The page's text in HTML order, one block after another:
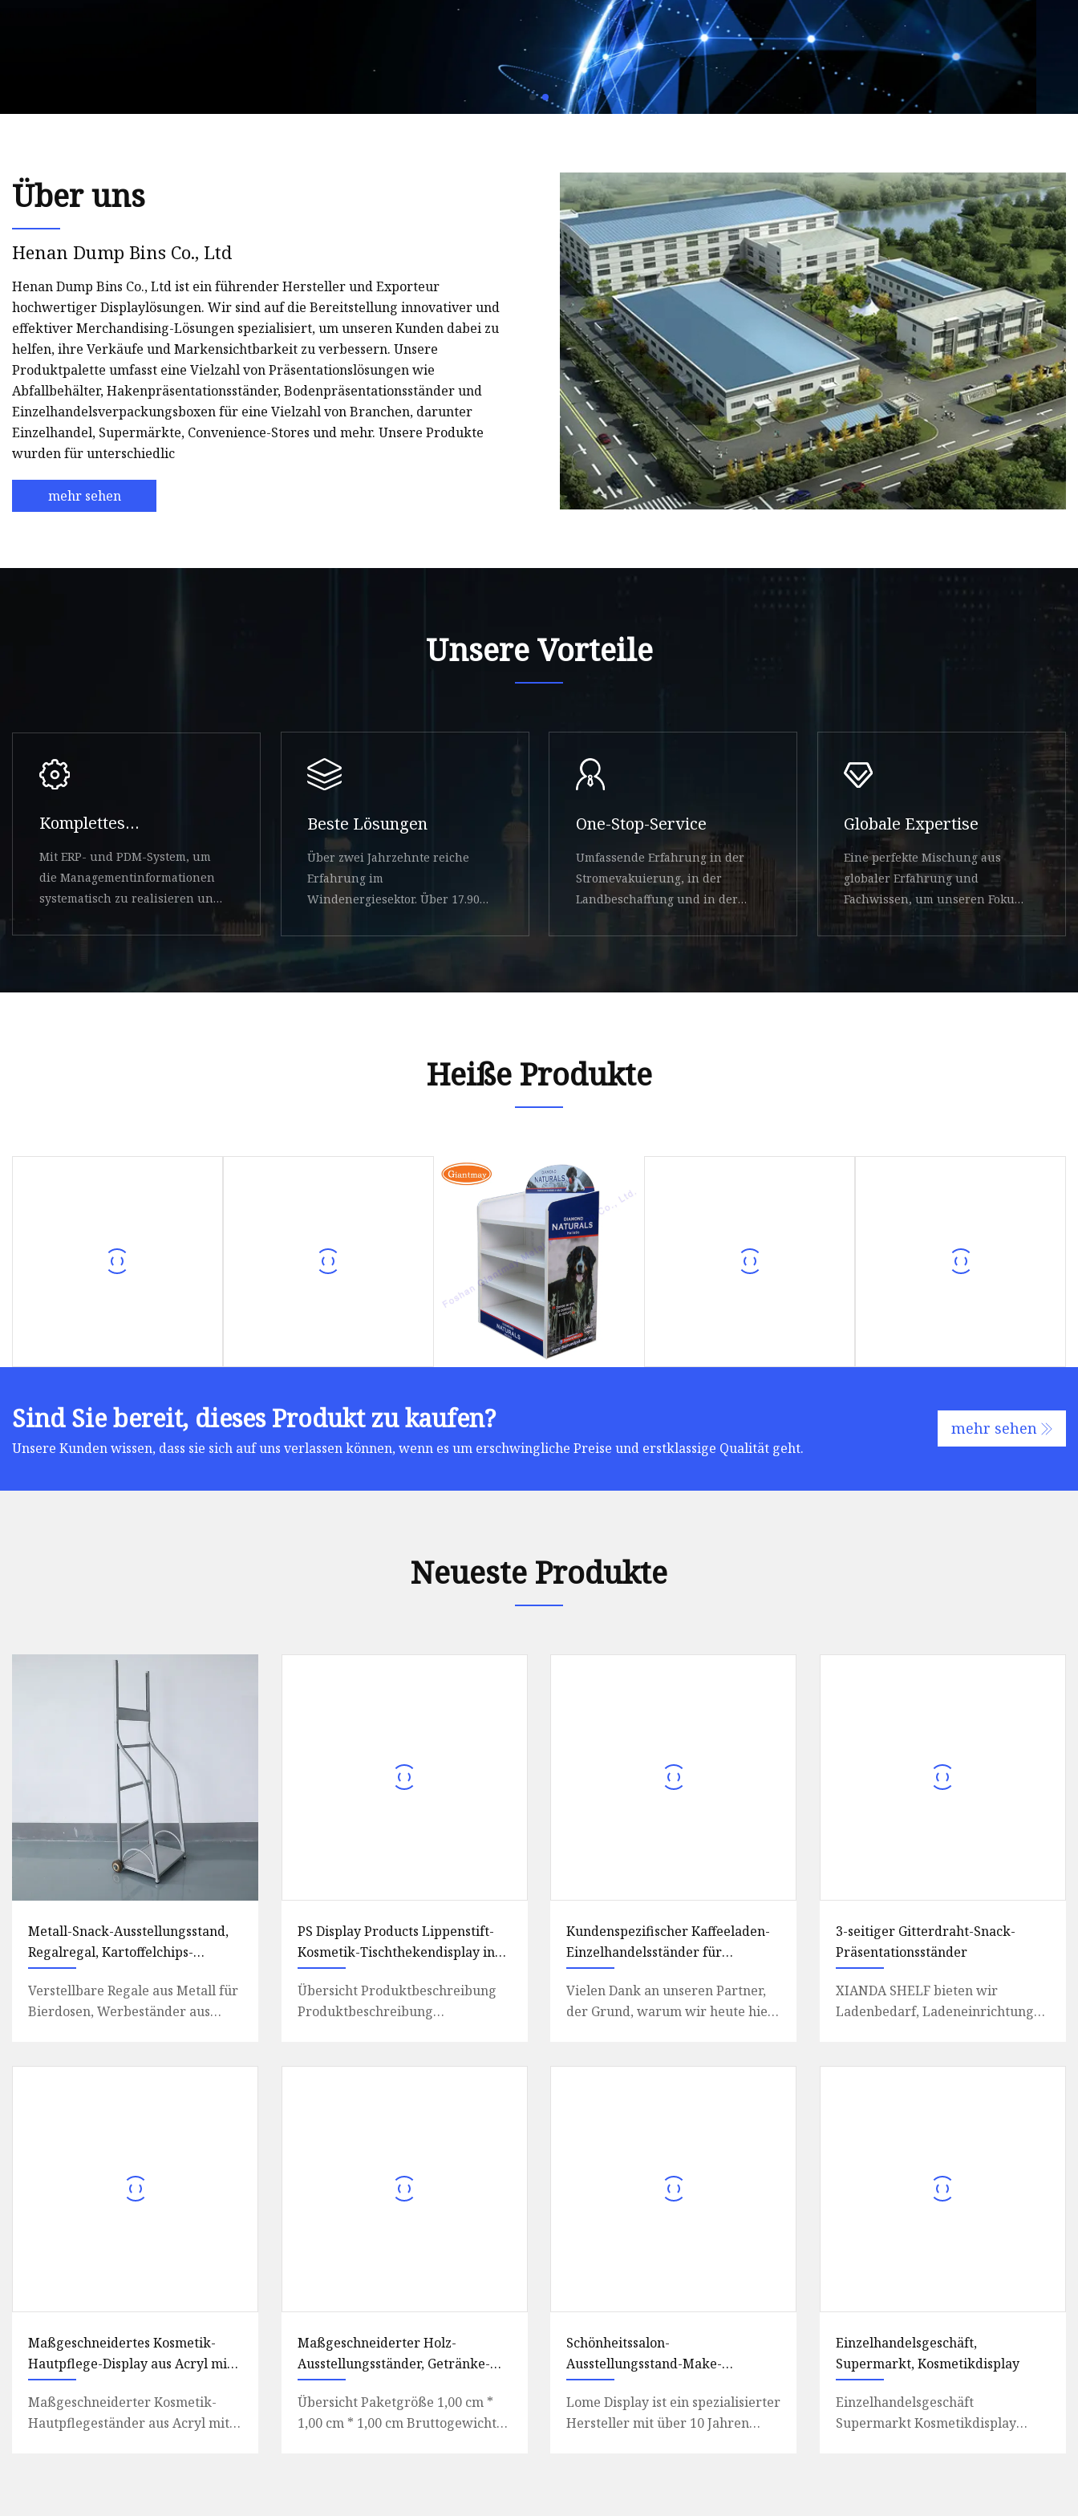
Kosmetikdisplay
Snack-Präsentationsständer
Über uns
Henan Dump Bins Co., Ltd
Henan Dump Bins Co., Ltd ist ein führender Hersteller und Exporteur
hochwertiger Displaylösungen. Wir sind auf die Bereitstellung innovativer und
effektiver Merchandising-Lösungen spezialisiert, um unseren Kunden dabei zu
helfen, ihre Verkäufe und Markensichtbarkeit zu verbessern. Unsere
Produktpalette umfasst eine Vielzahl von Präsentationslösungen wie
Abfallbehälter, Hakenpräsentationsständer, Bodenpräsentationsständer und
Einzelhandelsverpackungsboxen für eine Vielzahl von Branchen, darunter
Einzelhandel, Supermärkte, Convenience-Stores und mehr. Unsere Produkte
wurden für unterschiedlic
mehr sehen
Unsere Vorteile
Komplettes
Prozesssystem
Mit ERP- und PDM-System, um
die Managementinformationen
systematisch zu realisieren und
kontrollierbar zu machen
Beste Lösungen
Über zwei Jahrzehnte reiche
Erfahrung im
Windenergiesektor. Über 17.900
One-Stop-Service
Umfassende Erfahrung in der
Stromevakuierung, in der
Landbeschaffung und in der
Zusammenarbeit mit dem Staat
Globale Expertise
Eine perfekte Mischung aus
globaler Erfahrung und
Fachwissen, um unseren Fokus
auf Technologie weiter
voranzutreiben
Heiße Produkte
Sind Sie bereit, dieses Produkt zu kaufen?
Unsere Kunden wissen, dass sie sich auf uns verlassen können, wenn es um erschwingliche Preise und erstklassige Qualität geht.
mehr sehen
Neueste Produkte
Metall-Snack-Ausstellungsstand,
Regalregal, Kartoffelchips-
Werbeständer aus Metall
Verstellbare Regale aus Metall für
Bierdosen, Werbeständer aus
PS Display Products Lippenstift-
Kosmetik-Tischthekendisplay in
Schwarz
Übersicht Produktbeschreibung
Produktbeschreibung
Kundenspezifischer Kaffeeladen-
Einzelhandelsständer für
Kaffeebohnen, Teebeutel,
Metallpräsentationsständer für
Snacks und Getränke
Vielen Dank an unseren Partner,
der Grund, warum wir heute hier
3-seitiger Gitterdraht-Snack-
Präsentationsständer
XIANDA SHELF bieten wir
Ladenbedarf, Ladeneinrichtungen
Maßgeschneidertes Kosmetik-
Hautpflege-Display aus Acryl mit
Werberückseite
Maßgeschneiderter Kosmetik-
Hautpflegeständer aus Acryl mit
Maßgeschneiderter Holz-
Ausstellungsständer, Getränke-
Ausstellungsständer, Snack-
Ausstellungsständer,
Lebensmittel-Ausstellungsständer,
Übersicht Paketgröße 1,00 cm *
1,00 cm * 1,00 cm Bruttogewicht
Schönheitssalon-
Ausstellungsstand-Make-
upgeschäft-Kosmetik-Kiosk-
Einkaufszentrum
Lome Display ist ein spezialisierter
Hersteller mit über 10 Jahren
Einzelhandelsgeschäft,
Supermarkt, Kosmetikdisplay
Einzelhandelsgeschäft
Supermarkt Kosmetikdisplay